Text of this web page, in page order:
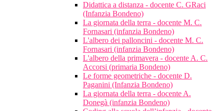
Didattica a distanza - docente C. GRaci
(Infanzia Bondeno)
La giornata della terra - docente M. C.
Fornasari (infanzia Bondeno)
L'albero dei palloncini - docente M. C.
Fornasari (infanzia Bondeno)
L'albero della primavera - docente A. C.
Accorsi (primaria Bondeno)
Le forme geometriche - docente D.
Paganini (Infanzia Bondeno)
La giornata della terra - docente A.
Donegà (infanzia Bondeno)